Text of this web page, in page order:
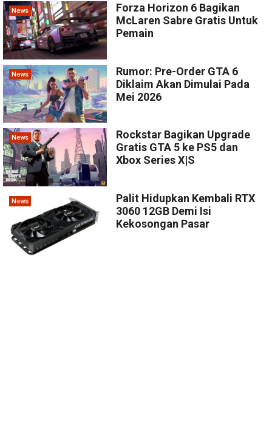
News
Forza Horizon 6 Bagikan
McLaren Sabre Gratis Untuk
Pemain
News
Rumor: Pre-Order GTA 6
Diklaim Akan Dimulai Pada
Mei 2026
News
Rockstar Bagikan Upgrade
Gratis GTA 5 ke PS5 dan
Xbox Series X|S
News
Palit Hidupkan Kembali RTX
3060 12GB Demi Isi
Kekosongan Pasar